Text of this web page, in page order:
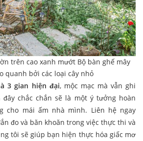
trên cao xanh mướt Bộ bàn ghế mây
quanh bởi các loại cây nhỏ
3 gian hiện đại, mộc mạc mà vẫn ghi
chắc chắn sẽ là một ý tưởng hoàn
cho mái ấm nhà mình. Liên hệ ngay
đo và băn khoăn trong việc thực thi và
tôi sẽ giúp bạn hiện thực hóa giấc mơ